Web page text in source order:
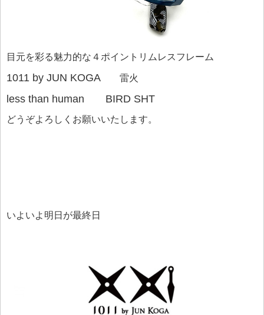
目元を彩る魅力的な４ポイントリムレスフレーム
1011 by JUN KOGA 雷火
less than human BIRD SHT
どうぞよろしくお願いいたします。
いよいよ明日が最終日